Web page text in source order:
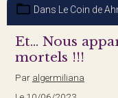
Dans Le Coin de
Et... Nous
mortels !!!
Par algermiliana